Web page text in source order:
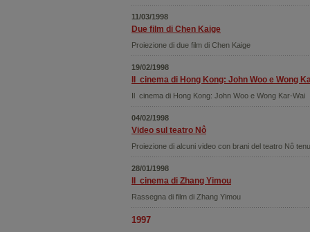
11/03/1998
Due film di Chen Kaige
Proiezione di due film di Chen Kaige
19/02/1998
Il cinema di Hong Kong: John Woo e Wong
Il cinema di Hong Kong: John Woo e Wong Kar-Wai
04/02/1998
Video sul teatro Nô
Proiezione di alcuni video con brani del teatro Nô
28/01/1998
Il cinema di Zhang Yimou
Rassegna di film di Zhang Yimou
1997